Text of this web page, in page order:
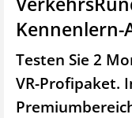
Kennenlern-
Testen Sie 2
VR-Profipaket.